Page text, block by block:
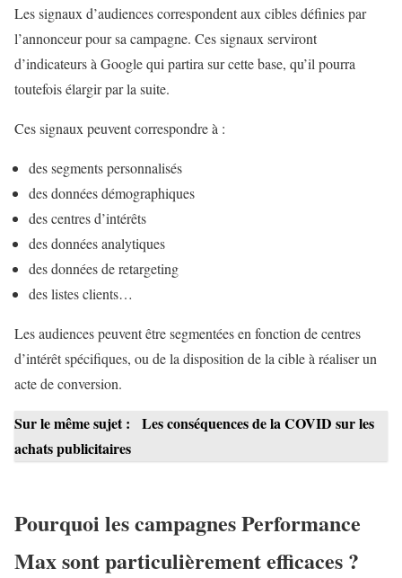
Les signaux d’audiences correspondent aux cibles définies par
l’annonceur pour sa campagne. Ces signaux serviront
d’indicateurs à Google qui partira sur cette base, qu’il pourra
toutefois élargir par la suite.
Ces signaux peuvent correspondre à :
des segments personnalisés
des données démographiques
des centres d’intérêts
des données analytiques
des données de retargeting
des listes clients…
Les audiences peuvent être segmentées en fonction de centres
d’intérêt spécifiques, ou de la disposition de la cible à réaliser un
acte de conversion.
Sur le même sujet :
Les conséquences de la COVID sur les
achats publicitaires
Pourquoi les campagnes Performance
Max sont particulièrement efficaces ?